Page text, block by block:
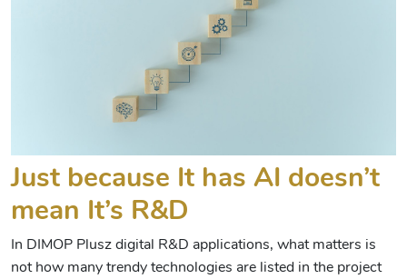
Just because It has AI doesn’t
mean It’s R&D
In DIMOP Plusz digital R&D applications, what matters is
not how many trendy technologies are listed in the project